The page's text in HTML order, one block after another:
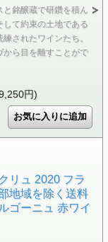
と銘醸蔵で研鑽を積ん
して約束の土地である
されたワインたち。
から目を離すことがで
円)
リュ 2020 フラ
地域を除く送料
ゴーニュ 赤ワイ